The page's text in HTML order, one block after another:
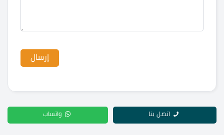
اتصل بنا واتساب